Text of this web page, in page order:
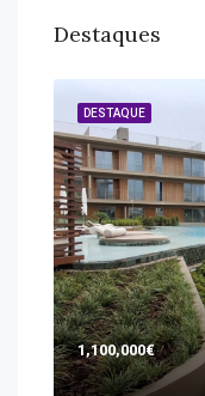
Destaques
DESTAQUE
1,100,000€